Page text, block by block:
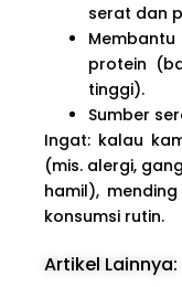
serat dan
protein
tinggi).
Sumber
Ingat: kalau
(mis. alergi,
hamil),
konsumsi rutin.
Artikel Lainnya: